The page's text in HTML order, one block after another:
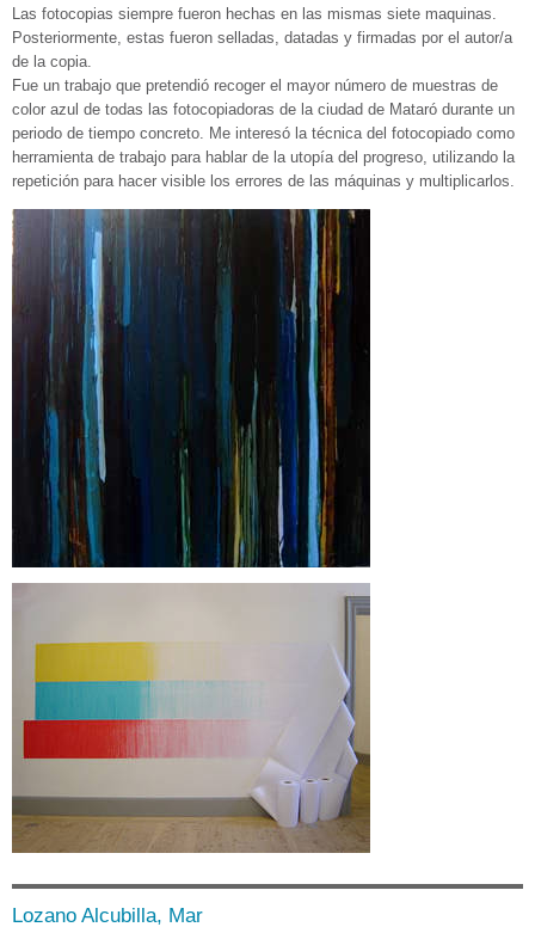
Las fotocopias siempre fueron hechas en las mismas siete maquinas.
Posteriormente, estas fueron selladas, datadas y firmadas por el autor/a
de la copia.
Fue un trabajo que pretendió recoger el mayor número de muestras de
color azul de todas las fotocopiadoras de la ciudad de Mataró durante un
periodo de tiempo concreto. Me interesó la técnica del fotocopiado como
herramienta de trabajo para hablar de la utopía del progreso, utilizando la
repetición para hacer visible los errores de las máquinas y multiplicarlos.
Lozano Alcubilla, Mar